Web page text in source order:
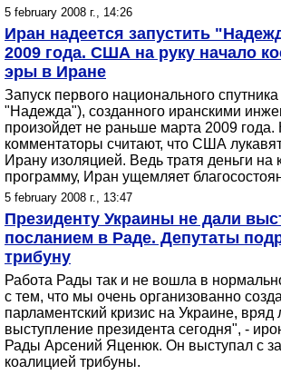
5 february 2008 г., 14:26
Иран надеется запустить
2009 года. США на руку начало
эры в Иране
Запуск первого национального
"Надежда"), созданного иранскими
произойдет не раньше марта 2009
комментаторы считают, что США
Ирану изоляцией. Ведь тратя деньги на
программу, Иран ущемляет
5 february 2008 г., 13:47
Президенту Украины не дали
посланием в Раде. Депутаты
трибуну
Работа Рады так и не вошла в
с тем, что мы очень организованно
парламентский кризис на Украине,
выступление президента сегодня", -
Рады Арсений Яценюк. Он выступал с
коалицией трибуны.